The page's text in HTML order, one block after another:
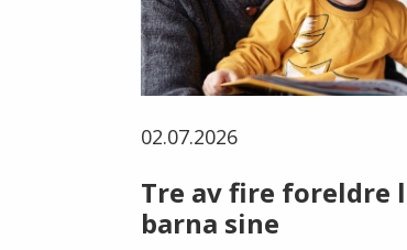
02.07.2026
Tre av fire foreldre
barna sine